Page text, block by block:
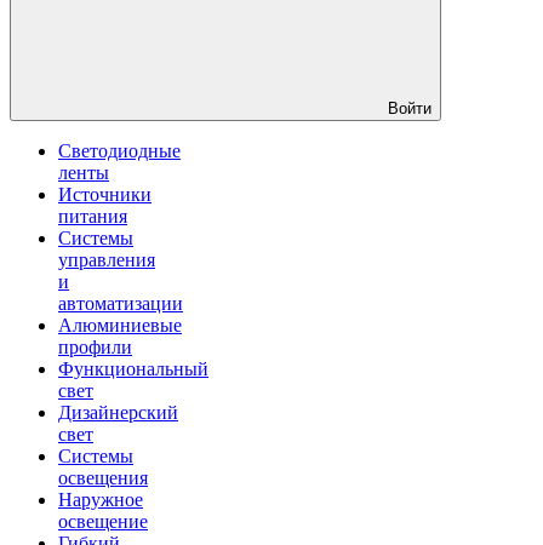
Войти
Светодиодные
ленты
Источники
питания
Системы
управления
и
автоматизации
Алюминиевые
профили
Функциональный
свет
Дизайнерский
свет
Системы
освещения
Наружное
освещение